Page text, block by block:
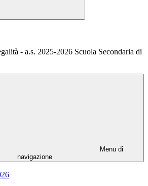
- a.s. 2025-2026 Scuola Secondaria di
Menu di
navigazione